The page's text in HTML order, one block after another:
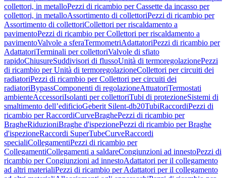
collettori, in metalloPezzi di ricambio per Cassette da incasso per
collettori, in metalloAssortimento di collettoriPezzi di ricambio per
Assortimento di collettoriCollettori per riscaldamento a
pavimentoPezzi di ricambio per Collettori per riscaldamento a
pavimentoValvole a sferaTermometriAdattatoriPezzi di ricambio per
AdattatoriTerminali per collettoriValvole di sfiato
rapidoChiusureSuddivisori di flussoUnità di termoregolazionePezzi
di ricambio per Unità di termoregolazioneCollettori per circuiti dei
radiatoriPezzi di ricambio per Collettori per circuiti dei
radiatoriBypassComponenti di regolazioneAttuatoriTermostati
ambienteAccessoriIsolanti per collettoriTubi di protezioneSistemi di
smaltimento dell’edificioGeberit Silent-db20TubiRaccordiPezzi di
ricambio per RaccordiCurveBraghePezzi di ricambio per
BragheRiduzioniBraghe d'ispezionePezzi di ricambio per Braghe
d'ispezioneRaccordi SuperTubeCurveRaccordi
specialiCollegamentiPezzi di ricambio per
CollegamentiCollegamenti a saldareCongiunzioni ad innestoPezzi di
ricambio per Congiunzioni ad innestoAdattatori per il collegamento
ad altri materialiPezzi di ricambio per Adattatori per il collegamento